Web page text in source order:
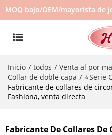
Inicio / todos / Venta al por
Collar de doble capa / ⭐Serie
Fabricante de collares de
Fashiona, venta directa
Fabricante De Collares De